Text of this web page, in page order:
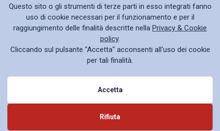
Privacy policy GDPR
Questo sito o gli strumenti di terze parti in esso integrati fanno
uso di cookie necessari per il funzionamento e per il
raggiungimento delle finalità descritte nella Privacy & Cookie
policy.
Cliccando sul pulsante "Accetta" acconsenti all'uso dei cookie
per tali finalità.
Accetta
Rifiuta